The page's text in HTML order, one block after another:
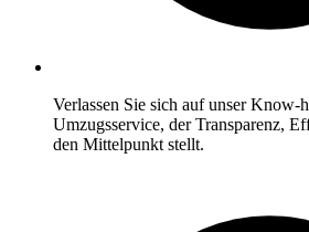
Verlassen Sie sich auf unser Know-
Umzugsservice, der Transparenz,
den Mittelpunkt stellt.